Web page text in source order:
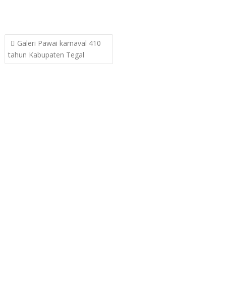
Post
navigation
Galeri Pawai karnaval 410
tahun Kabupaten Tegal